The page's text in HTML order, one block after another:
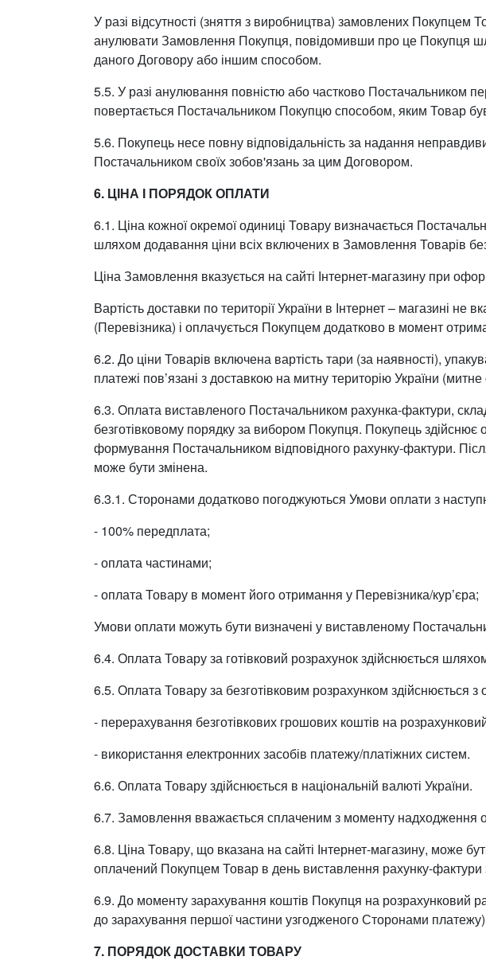
У разі відсутності (зняття з виробництва) замовлених
анулювати Замовлення Покупця, повідомивши про це Покупця
даного Договору або іншим способом.
5.5. У разі анулювання повністю або частково Постачальником
повертається Постачальником Покупцю способом, яким Товар
5.6. Покупець несе повну відповідальність за надання
Постачальником своїх зобов'язань за цим Договором.
6. ЦІНА І ПОРЯДОК ОПЛАТИ
6.1. Ціна кожної окремої одиниці Товару визначається
шляхом додавання ціни всіх включених в Замовлення Товарів
Ціна Замовлення вказується на сайті Інтернет-магазину при
Вартість доставки по території України в Інтернет – магазині не
(Перевізника) і оплачується Покупцем додатково в момент
6.2. До ціни Товарів включена вартість тари (за наявності),
платежі пов’язані з доставкою на митну територію України
6.3. Оплата виставленого Постачальником рахунка-фактури,
безготівковому порядку за вибором Покупця. Покупець здійснює
формування Постачальником відповідного рахунку-фактури.
може бути змінена.
6.3.1. Сторонами додатково погоджуються Умови оплати з
- 100% передплата;
- оплата частинами;
- оплата Товару в момент його отримання у Перевізника/кур’єра;
Умови оплати можуть бути визначені у виставленому
6.4. Оплата Товару за готівковий розрахунок здійснюється
6.5. Оплата Товару за безготівковим розрахунком
- перерахування безготівкових грошових коштів на
- використання електронних засобів платежу/платіжних систем.
6.6. Оплата Товару здійснюється в національній валюті України.
6.7. Замовлення вважається сплаченим з моменту надходження
6.8. Ціна Товару, що вказана на сайті Інтернет-магазину, може
оплачений Покупцем Товар в день виставлення рахунку-фактури
6.9. До моменту зарахування коштів Покупця на розрахунковий
до зарахування першої частини узгодженого Сторонами
7. ПОРЯДОК ДОСТАВКИ ТОВАРУ